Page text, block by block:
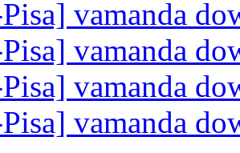
vamanda
vamanda
vamanda
vamanda